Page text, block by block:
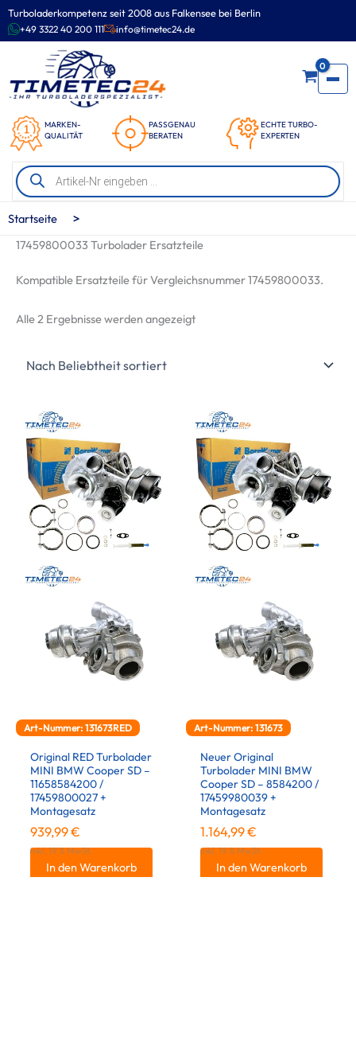
Turboladerkompetenz seit 2008 aus Falkensee bei Berlin
+49 3322 40 200 111 info@timetec24.de
MARKEN-
QUALITÄT
PASSGENAU
BERATEN
ECHTE TURBO-
EXPERTEN
0
Products
search
Zum
Inhalt
springen
Startseite >
17459800033 Turbolader Ersatzteile
Kompatible Ersatzteile für Vergleichsnummer 17459800033.
Alle 2 Ergebnisse werden angezeigtNach
Art-Nummer: 131673RED
Original RED Turbolader
MINI BMW Cooper SD –
11658584200 /
17459800027 +
Montagesatz
939,99€
inkl. 19 % MwSt.
In den Warenkorb
Art-Nummer: 131673
Neuer Original
Turbolader MINI BMW
Cooper SD – 8584200 /
17459980039 +
Montagesatz
1.164,99€
inkl. 19 % MwSt.
In den Warenkorb